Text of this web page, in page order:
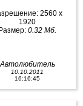
2560 x
1920
Размер: 0.32 Мб.
Автолюбитель
10.10.2011
16:16:45